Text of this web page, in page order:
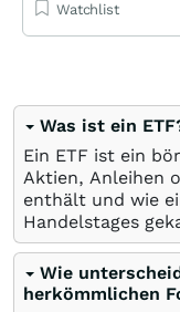
Watchlist
Was ist ein
Ein ETF ist ein
Aktien, Anleihen
enthält und wie
Handelstages
Wie
herkömmlichen